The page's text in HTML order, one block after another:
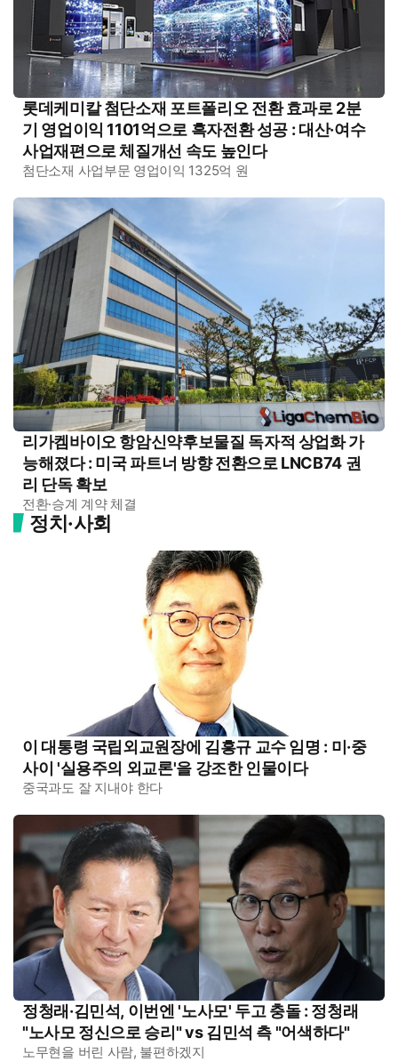
롯데케미칼 첨단소재 포트폴리오 전환 효과로 2분
기 영업이익 1101억으로 흑자전환 성공 : 대산·여수
사업재편으로 체질개선 속도 높인다
첨단소재 사업부문 영업이익 1325억 원
리가켐바이오 항암신약후보물질 독자적 상업화 가
능해졌다 : 미국 파트너 방향 전환으로 LNCB74 권
리 단독 확보
전환·승계 계약 체결
정치·사회
이 대통령 국립외교원장에 김흥규 교수 임명 : 미·중
사이 '실용주의 외교론'을 강조한 인물이다
중국과도 잘 지내야 한다
정청래·김민석, 이번엔 '노사모' 두고 충돌 : 정청래
"노사모 정신으로 승리" vs 김민석 측 "어색하다"
노무현을 버린 사람, 불편하겠지